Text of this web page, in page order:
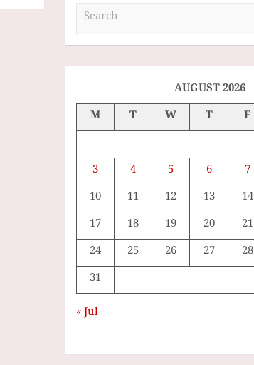
a
AUGUST 2026
M
T W T F
3
4 5 6 7
10
11 12 13 14
17
18 19 20 21
24
25 26 27 28
31
« Jul